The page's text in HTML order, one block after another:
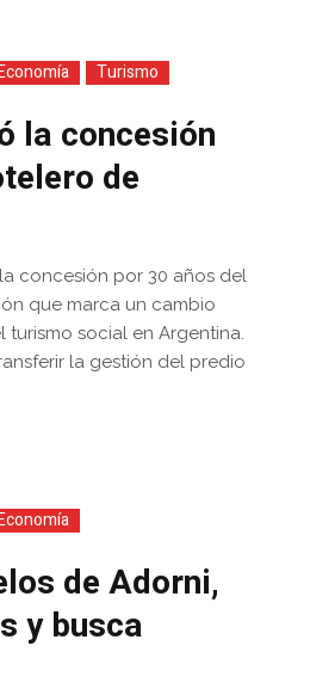
Turismo
la concesión
de
concesión por 30 años del
que marca un cambio
social en Argentina.
la gestión del predio
de Adorni,
y busca